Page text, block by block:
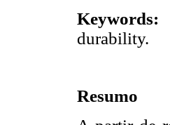
Keywords:
durability.
Resumo